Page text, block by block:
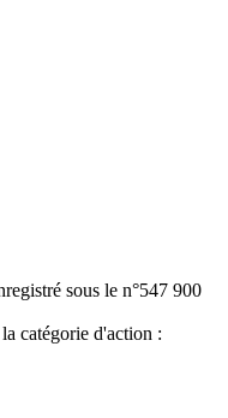
sous le n°547 900
catégorie d'action :